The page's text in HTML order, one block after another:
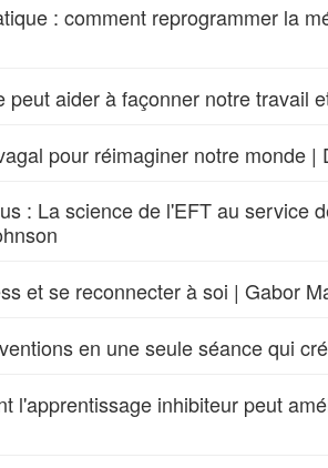
: comment reprogrammer la
aider à façonner notre travail
pour réimaginer notre monde |
: La science de l'EFT au service
et se reconnecter à soi | Gabor
en une seule séance qui
l'apprentissage inhibiteur peut